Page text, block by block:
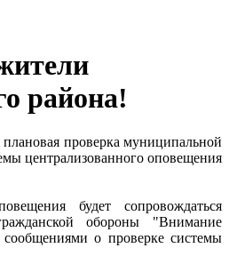
района!
плановая проверка муниципальной
централизованного оповещения
будет сопровождаться
обороны "Внимание
о проверке системы